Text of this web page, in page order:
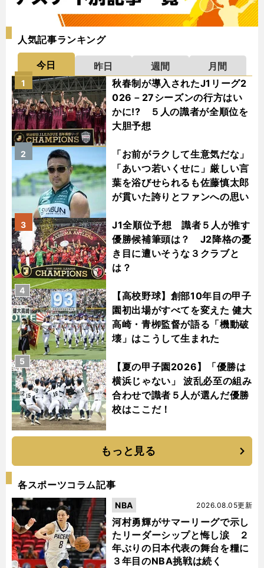
人気記事ランキング
今日 昨日 週間
月間
秋春制が導入されたJ1リーグ2
026－27シーズンの行方はい
かに!? ５人の識者が全順位を
大胆予想
1
「お前がラクして生意気だな」
「あいつ若いくせに」厳しい言
葉を浴びせられるも佐藤慎太郎
が貫いた誇りとファンへの思い
2
J1全順位予想 識者５人が推す
優勝候補筆頭は？ J2降格の憂
き目に遭いそうな３クラブと
は？
3
【高校野球】創部10年目の甲子
園初出場がすべてを変えた 健大
高崎・青栁監督が語る「機動破
壊」はこうして生まれた
4
【夏の甲子園2026】「優勝は
横浜じゃない」 波乱必至の組み
合わせで識者５人が選んだ優勝
校はここだ！
5
もっと見る
各スポーツコラム記事
河村勇輝がサマーリーグで示し
たリーダーシップと悔し涙 ２
年ぶりの日本代表の舞台を糧に
３年目のNBA挑戦は続く
2026.08.05更新
NBA